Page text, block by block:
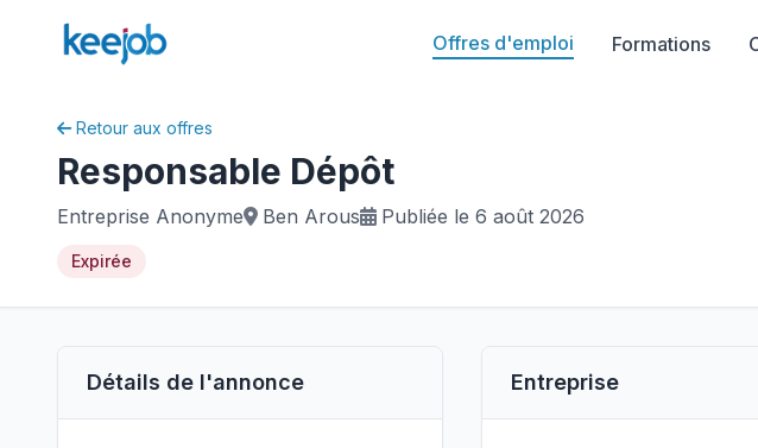
Offres d'emploi Formations
Retour aux offres
Responsable Dépôt
Entreprise Anonyme Ben Arous Publiée le 6 août 2026
Expirée
Détails de l'annonce Entreprise